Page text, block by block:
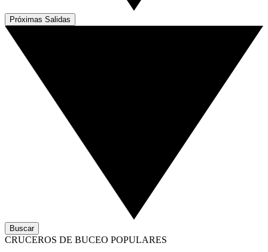
Próximas Salidas
Buscar
CRUCEROS DE BUCEO POPULARES